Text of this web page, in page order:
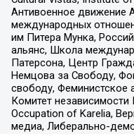
Антивоенное движение
международных
им Питера Мунка,
альянс, Школа
Патерсона, Центр
Немцова за Свободу,
свободу, Феминистское
Комитет
Occupation of Karelia,
медиа, Либерально-